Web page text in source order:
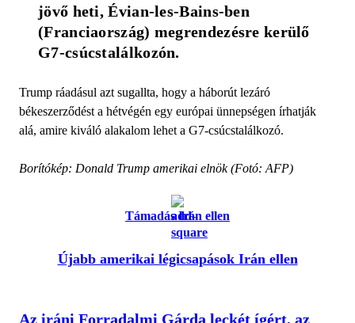
jövő heti, Évian-les-Bains-ben
(Franciaország) megrendezésre kerülő
G7-csúcstalálkozón.
Trump ráadásul azt sugallta, hogy a háborút lezáró
békeszerződést a hétvégén egy európai ünnepségen írhatják
alá, amire kiváló alakalom lehet a G7-csúcstalálkozó.
Borítókép: Donald Trump amerikai elnök (Fotó: AFP)
Támadás Irán ellen
Újabb amerikai légicsapások Irán ellen
Az iráni Forradalmi Gárda leckét ígért, az